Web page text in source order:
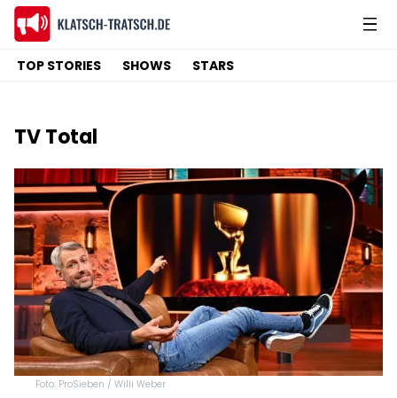
TOP STORIES SHOWS STARS
TV Total
Foto: ProSieben / Willi Weber